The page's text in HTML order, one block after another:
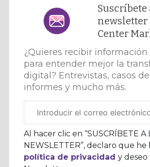
Suscríbete
newsletter
Center
¿Quieres recibir información
para entender mejor la
digital? Entrevistas, casos
informes y mucho más.
electrónico
corporativo
Al hacer clic en “SUSCRÍBETE A
NEWSLETTER”, declaro que he
política de privacidady deseo